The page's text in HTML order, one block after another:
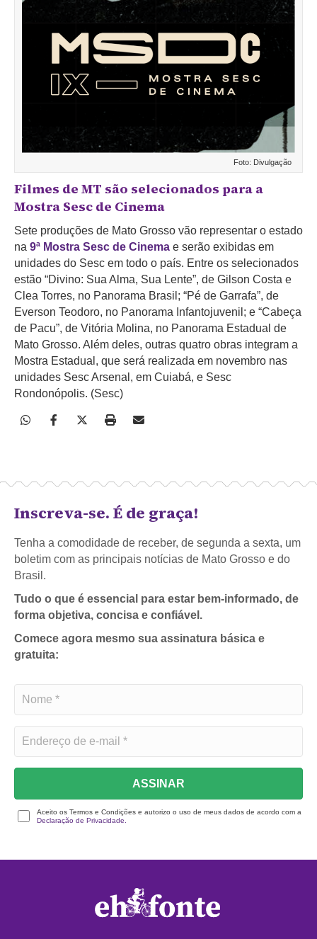
Foto: Divulgação
Filmes de MT são selecionados para a
Mostra Sesc de Cinema
Sete produções de Mato Grosso vão representar o estado
na 9ª Mostra Sesc de Cinema e serão exibidas em
unidades do Sesc em todo o país. Entre os selecionados
estão “Divino: Sua Alma, Sua Lente”, de Gilson Costa e
Clea Torres, no Panorama Brasil; “Pé de Garrafa”, de
Everson Teodoro, no Panorama Infantojuvenil; e “Cabeça
de Pacu”, de Vitória Molina, no Panorama Estadual de
Mato Grosso. Além deles, outras quatro obras integram a
Mostra Estadual, que será realizada em novembro nas
unidades Sesc Arsenal, em Cuiabá, e Sesc
Rondonópolis. (Sesc)
Inscreva-se. É de graça!
Tenha a comodidade de receber, de segunda a sexta, um
boletim com as principais notícias de Mato Grosso e do
Brasil.
Tudo o que é essencial para estar bem-informado, de
forma objetiva, concisa e confiável.
Comece agora mesmo sua assinatura básica e
gratuita:
ASSINAR
Aceito os Termos e Condições e autorizo o uso de meus dados de acordo com a
Declaração de Privacidade.